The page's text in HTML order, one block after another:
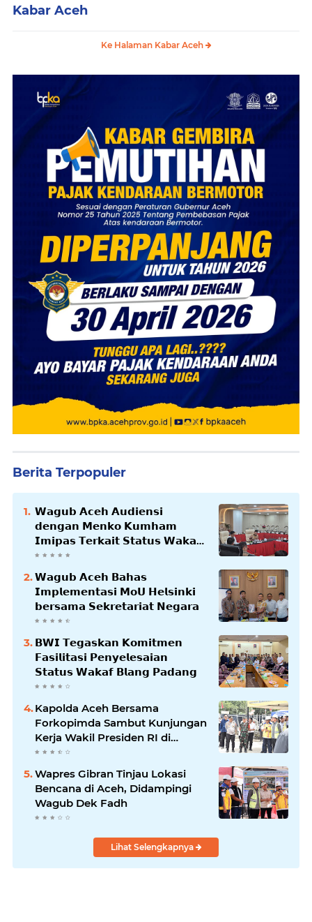
Kabar Aceh
Ke Halaman Kabar Aceh
Berita Terpopuler
𝗪𝗮𝗴𝘂𝗯 𝗔𝗰𝗲𝗵 𝗔𝘂𝗱𝗶𝗲𝗻𝘀𝗶
𝗱𝗲𝗻𝗴𝗮𝗻 𝗠𝗲𝗻𝗸𝗼 𝗞𝘂𝗺𝗵𝗮𝗺
𝗜𝗺𝗶𝗽𝗮𝘀 𝗧𝗲𝗿𝗸𝗮𝗶𝘁 𝗦𝘁𝗮𝘁𝘂𝘀 𝗪𝗮𝗸𝗮𝗳
𝗕𝗹𝗮𝗻𝗴𝗽𝗮𝗱𝗮𝗻𝗴
𝗪𝗮𝗴𝘂𝗯 𝗔𝗰𝗲𝗵 𝗕𝗮𝗵𝗮𝘀
𝗜𝗺𝗽𝗹𝗲𝗺𝗲𝗻𝘁𝗮𝘀𝗶 𝗠𝗼𝗨 𝗛𝗲𝗹𝘀𝗶𝗻𝗸𝗶
𝗯𝗲𝗿𝘀𝗮𝗺𝗮 𝗦𝗲𝗸𝗿𝗲𝘁𝗮𝗿𝗶𝗮𝘁 𝗡𝗲𝗴𝗮𝗿𝗮
𝗕𝗪𝗜 𝗧𝗲𝗴𝗮𝘀𝗸𝗮𝗻 𝗞𝗼𝗺𝗶𝘁𝗺𝗲𝗻
𝗙𝗮𝘀𝗶𝗹𝗶𝘁𝗮𝘀𝗶 𝗣𝗲𝗻𝘆𝗲𝗹𝗲𝘀𝗮𝗶𝗮𝗻
𝗦𝘁𝗮𝘁𝘂𝘀 𝗪𝗮𝗸𝗮𝗳 𝗕𝗹𝗮𝗻𝗴 𝗣𝗮𝗱𝗮𝗻𝗴
Kapolda Aceh Bersama
Forkopimda Sambut Kunjungan
Kerja Wakil Presiden RI di
Kabupaten Bireuen
Wapres Gibran Tinjau Lokasi
Bencana di Aceh, Didampingi
Wagub Dek Fadh
Lihat Selengkapnya